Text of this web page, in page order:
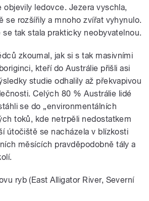
objevily ledovce. Jezera vyschla,
se rozšířily a mnoho zvířat vyhynulo.
se tak stala prakticky neobyvatelnou.
zkoumal, jak si s tak masivními
kteří do Austrálie přišli asi
studie odhalily až překvapivou
Celých 80 % Austrálie lidé
se do „environmentálních
toků, kde netrpěli nedostatkem
útočiště se nacházela v blízkosti
měsících pravděpodobně tály a